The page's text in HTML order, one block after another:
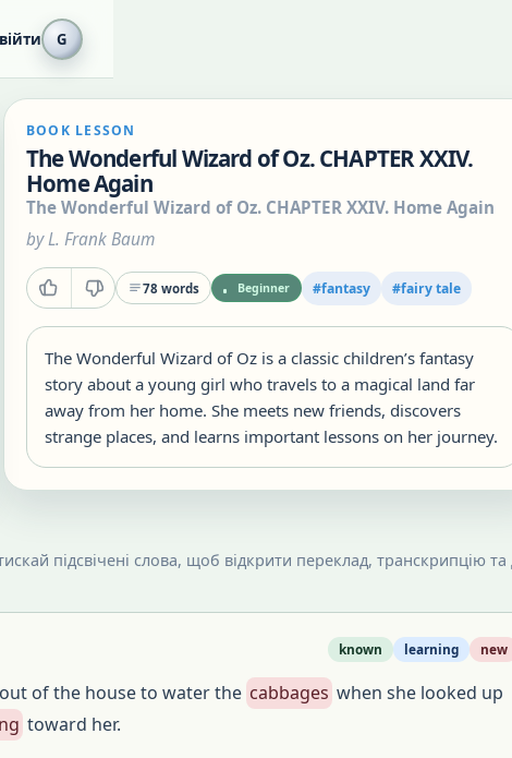
G
BOOK LESSON
The Wonderful Wizard of Oz. CHAPTER XXIV.
Home Again
The Wonderful Wizard of Oz. CHAPTER XXIV. Home Again
byL. Frank Baum
78 words Beginner #fantasy #fairy tale
The Wonderful Wizard of Oz is a classic children’s fantasy
story about a young girl who travels to a magical land far
away from her home. She meets new friends, discovers
strange places, and learns important lessons on her journey.
підсвічені слова, щоб відкрити переклад, транскрипцію та
known learning new
of the house to water the cabbages when she looked up
toward her.